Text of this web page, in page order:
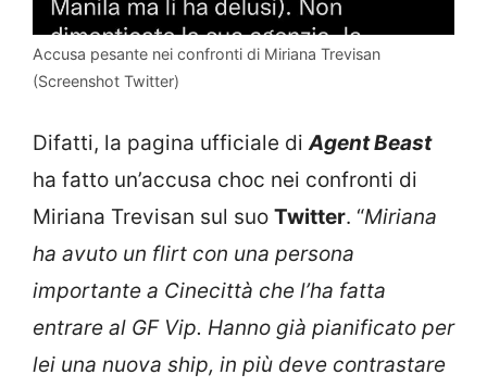
Accusa pesante nei confronti di Miriana Trevisan
(Screenshot Twitter)
Difatti, la pagina ufficiale diAgent Beast
ha fatto un’accusa choc nei confronti di
Miriana Trevisan sul suo Twitter. “Miriana
ha avuto un flirt con una persona
importante a Cinecittà che l’ha fatta
entrare al GF Vip. Hanno già pianificato per
lei una nuova ship, in più deve contrastare